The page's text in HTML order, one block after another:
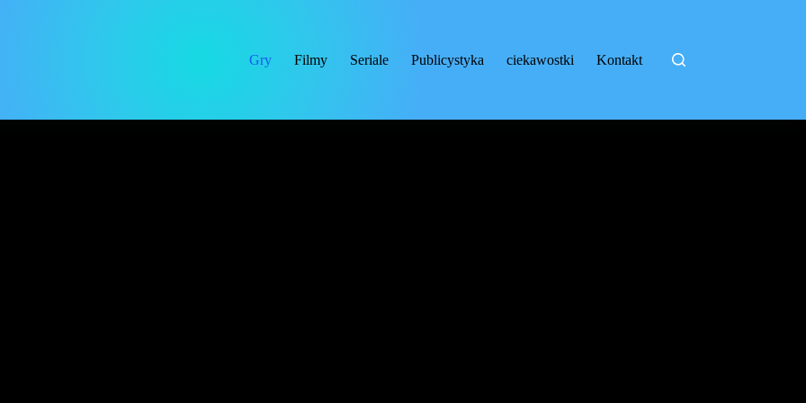
Gry
Filmy Seriale Publicystyka ciekawostki Kontakt